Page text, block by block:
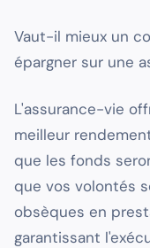
Vaut-il mieux un
épargner sur une
L'assurance-vie
meilleur
que les fonds
que vos volontés
obsèques en
garantissant